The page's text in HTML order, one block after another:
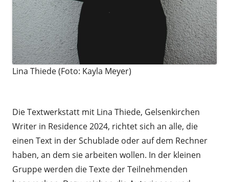
Lina Thiede (Foto: Kayla Meyer)
Die Textwerkstatt mit Lina Thiede, Gelsenkirchen
Writer in Residence 2024, richtet sich an alle, die
einen Text in der Schublade oder auf dem Rechner
haben, an dem sie arbeiten wollen. In der kleinen
Gruppe werden die Texte der Teilnehmenden